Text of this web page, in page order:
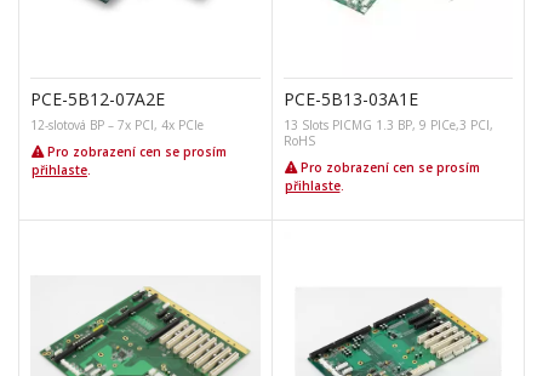
PCE-5B12-07A2E
12-slotová BP – 7x PCI, 4x PCIe
Pro zobrazení cen se prosím
přihlaste
PCE-5B13-03A1E
13 Slots PICMG 1.3 BP, 9 PICe,3 PCI,
RoHS
Pro zobrazení cen se prosím
přihlaste.